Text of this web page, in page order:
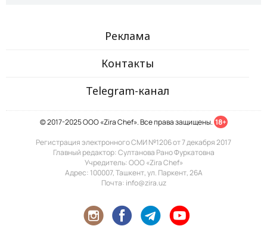
Реклама
Контакты
Telegram-канал
© 2017-2025 ООО «Zira Chef». Все права защищены. 18+
Регистрация электронного СМИ №1206 от 7 декабря 2017
Главный редактор: Султанова Рано Фуркатовна
Учредитель: ООО «Zira Chef»
Адрес: 100007, Ташкент, ул. Паркент, 26А
Почта: info@zira.uz